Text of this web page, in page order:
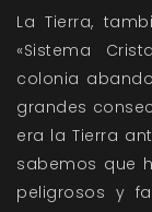
La Tierra,
«Sistema
colonia
grandes
era la Tierra
sabemos que
peligrosos y